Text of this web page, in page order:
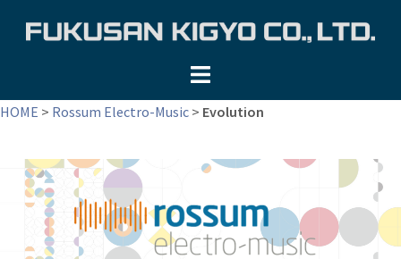
ツ
HOME > Rossum Electro-Music > Evolution